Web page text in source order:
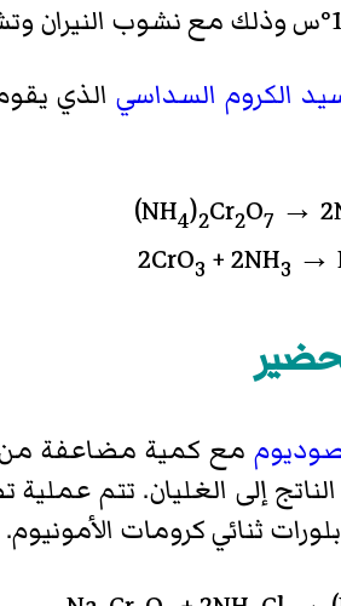
الكروم السداسيالذي
(NH4)2Cr2O7 →
2CrO3 + 2NH3 →
مع كمية مضاعفة
إلى الغليان. تتم
ثنائي كرومات الأمونيوم.